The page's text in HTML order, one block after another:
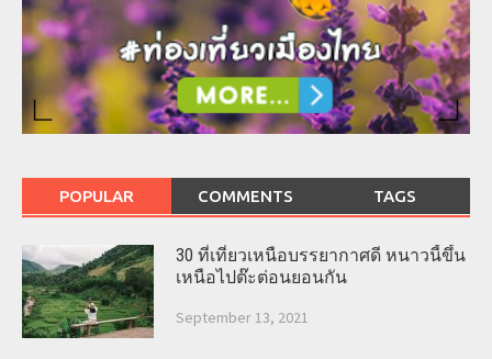
POPULAR COMMENTS TAGS
30 ที่เที่ยวเหนือบรรยากาศดี หนาวนี้ขึ้น
เหนือไปต๊ะต่อนยอนกัน
September 13, 2021